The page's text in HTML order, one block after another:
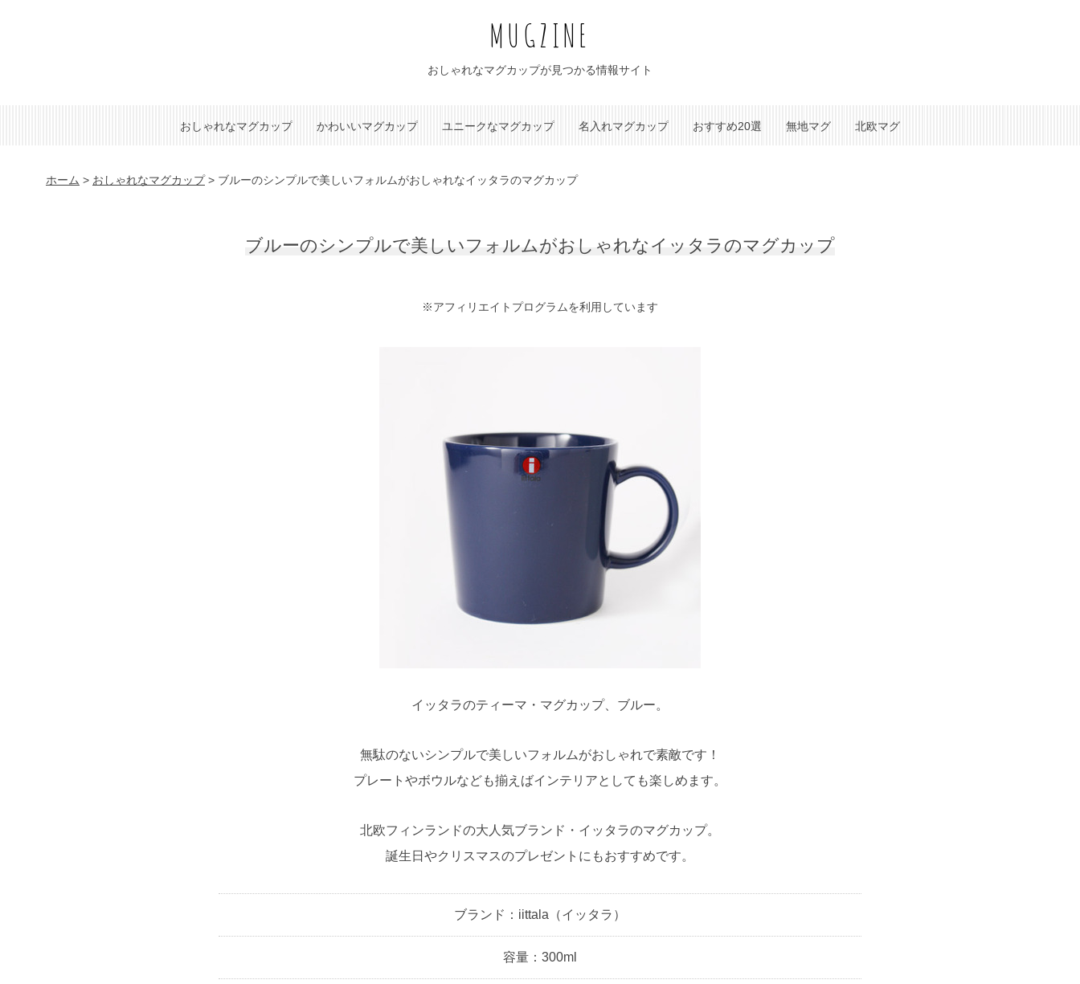
MUGZINE
おしゃれなマグカップが見つかる情報サイト
おしゃれなマグカップ かわいいマグカップ ユニークなマグカップ 名入れマグカップ おすすめ20選 無地マグ 北欧マグ
ホーム > おしゃれなマグカップ> ブルーのシンプルで美しいフォルムがおしゃれなイッタラのマグカップ
ブルーのシンプルで美しいフォルムがおしゃれなイッタラのマグカップ
※アフィリエイトプログラムを利用しています
イッタラのティーマ・マグカップ、ブルー。
無駄のないシンプルで美しいフォルムがおしゃれで素敵です！
プレートやボウルなども揃えばインテリアとしても楽しめます。
北欧フィンランドの大人気ブランド・イッタラのマグカップ。
誕生日やクリスマスのプレゼントにもおすすめです。
ブランド：iittala（イッタラ）
容量：300ml